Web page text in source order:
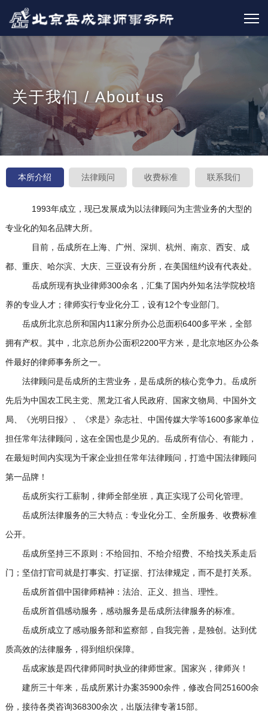
关于我们 / About us
本所介绍 法律顾问 收费标准 联系我们
1993年成立，现已发展成为以法律顾问为主营业务的大型的
专业化的知名品牌大所。
目前，岳成所在上海、广州、深圳、杭州、南京、西安、成
都、重庆、哈尔滨、大庆、三亚设有分所，在美国纽约设有代表处。
岳成所现有执业律师300余名，汇集了国内外知名法学院校培
养的专业人才；律师实行专业化分工，设有12个专业部门。
岳成所北京总所和国内11家分所办公总面积6400多平米，全部
拥有产权。其中，北京总所办公面积2200平方米，是北京地区办公条
件最好的律师事务所之一。
法律顾问是岳成所的主营业务，是岳成所的核心竞争力。岳成所
先后为中国农工民主党、黑龙江省人民政府、国家文物局、中国外文
局、《光明日报》、《求是》杂志社、中国传媒大学等1600多家单位
担任常年法律顾问，这在全国也是少见的。岳成所有信心、有能力，
在最短时间内实现为千家企业担任常年法律顾问，打造中国法律顾问
第一品牌！
岳成所实行工薪制，律师全部坐班，真正实现了公司化管理。
岳成所法律服务的三大特点：专业化分工、全所服务、收费标准
公开。
岳成所坚持三不原则：不给回扣、不给介绍费、不给找关系走后
门；坚信打官司就是打事实、打证据、打法律规定，而不是打关系。
岳成所首倡中国律师精神：法治、正义、担当、理性。
岳成所首倡感动服务，感动服务是岳成所法律服务的标准。
岳成所成立了感动服务部和监察部，自我完善，是独创。达到优
质高效的法律服务，得到组织保障。
岳成家族是四代律师同时执业的律师世家。国家兴，律师兴！
建所三十年来，岳成所累计办案35900余件，修改合同251600余
份，接待各类咨询368300余次，出版法律专著15部。